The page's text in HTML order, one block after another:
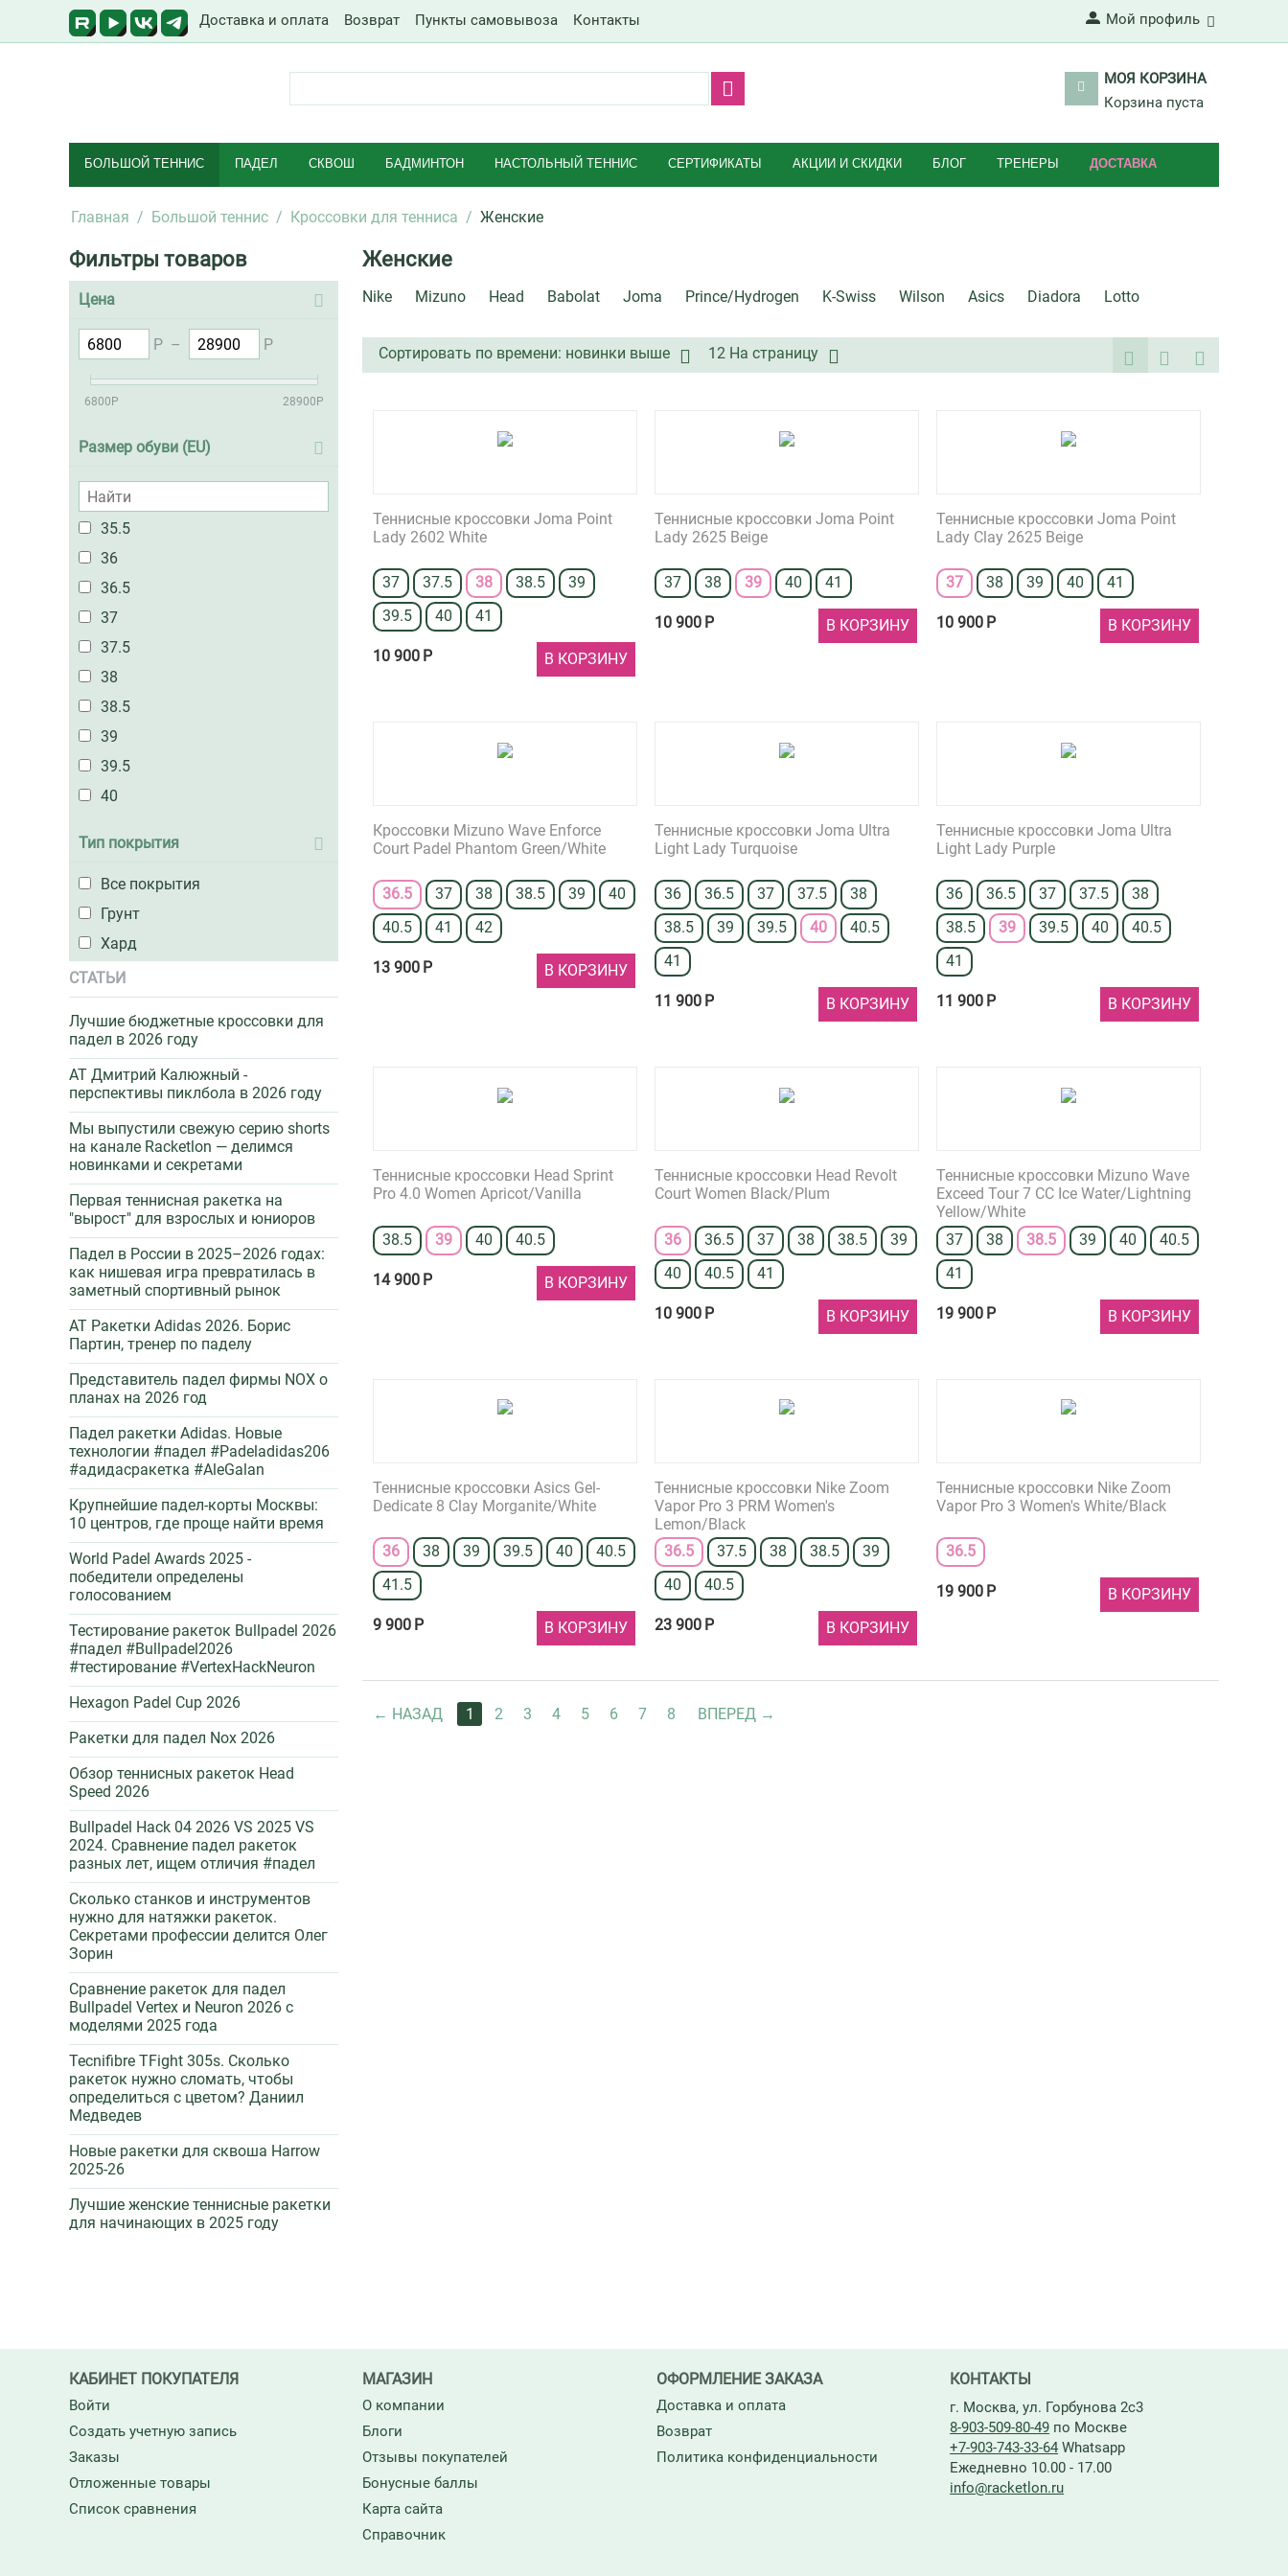
Доставка и оплата Возврат Пункты самовывоза Контакты Мой профиль
МОЯ КОРЗИНА
Корзина пуста
БОЛЬШОЙ ТЕННИС ПАДЕЛ СКВОШ БАДМИНТОН НАСТОЛЬНЫЙ ТЕННИС СЕРТИФИКАТЫ АКЦИИ И СКИДКИ БЛОГ ТРЕНЕРЫ ДОСТАВКА
Главная / Большой теннис / Кроссовки для тенниса / Женские
Фильтры товаров
Цена
Р – Р
6800 Р 28900 Р
Размер обуви (EU)
35.5
36
36.5
37
37.5
38
38.5
39
39.5
40
41.5
42
42.5
43
43.5
Тип покрытия
Все покрытия
Грунт
Хард
СТАТЬИ
Лучшие бюджетные кроссовки для
падел в 2026 году
AT Дмитрий Калюжный -
перспективы пиклбола в 2026 году
Мы выпустили свежую серию shorts
на канале Racketlon — делимся
новинками и секретами
Первая теннисная ракетка на
"вырост" для взрослых и юниоров
Падел в России в 2025–2026 годах:
как нишевая игра превратилась в
заметный спортивный рынок
AT Ракетки Adidas 2026. Борис
Партин, тренер по паделу
Представитель падел фирмы NOX о
планах на 2026 год
Падел ракетки Adidas. Новые
технологии #падел #Padeladidas206
#адидасракетка #AleGalan
Крупнейшие падел-корты Москвы:
10 центров, где проще найти время
World Padel Awards 2025 -
победители определены
голосованием
Тестирование ракеток Bullpadel 2026
#падел #Bullpadel2026
#тестирование #VertexHackNeuron
Hexagon Padel Cup 2026
Ракетки для падел Nox 2026
Обзор теннисных ракеток Head
Speed 2026
Bullpadel Hack 04 2026 VS 2025 VS
2024. Сравнение падел ракеток
разных лет, ищем отличия #падел
Сколько станков и инструментов
нужно для натяжки ракеток.
Секретами профессии делится Олег
Зорин
Сравнение ракеток для падел
Bullpadel Vertex и Neuron 2026 c
моделями 2025 года
Tecnifibre TFight 305s. Сколько
ракеток нужно сломать, чтобы
определиться с цветом? Даниил
Медведев
Новые ракетки для сквоша Harrow
2025-26
Лучшие женские теннисные ракетки
для начинающих в 2025 году
Женские
Nike Mizuno Head Babolat Joma Prince/Hydrogen K-Swiss Wilson Asics Diadora Lotto
Сортировать по времени: новинки выше 12 На страницу
Теннисные кроссовки Joma Point
Lady 2602 White
37 37.5 38 38.5
39
39.5
40 41
10 900 Р В КОРЗИНУ
Теннисные кроссовки Joma Point
Lady 2625 Beige
37 38 39 40 41
10 900 Р В КОРЗИНУ
Теннисные кроссовки Joma Point
Lady Clay 2625 Beige
37 38 39 40 41
10 900 Р В КОРЗИНУ
Кроссовки Mizuno Wave Enforce
Court Padel Phantom Green/White
36.5 37 38 38.5 39
40
40.5
41 42
13 900 Р В КОРЗИНУ
Теннисные кроссовки Joma Ultra
Light Lady Turquoise
36 36.5 37 37.5
38
38.5
39 39.5 40
40.5
41
11 900 Р В КОРЗИНУ
Теннисные кроссовки Joma Ultra
Light Lady Purple
36 36.5 37 37.5
38
38.5
39 39.5 40
40.5
41
11 900 Р В КОРЗИНУ
Теннисные кроссовки Head Sprint
Pro 4.0 Women Apricot/Vanilla
38.5 39 40 40.5
14 900 Р В КОРЗИНУ
Теннисные кроссовки Head Revolt
Court Women Black/Plum
36 36.5 37 38 38.5
39
40
40.5 41
10 900 Р В КОРЗИНУ
Теннисные кроссовки Mizuno Wave
Exceed Tour 7 CC Ice Water/Lightning
Yellow/White
37
38 38.5 39 40
40.5
41
19 900 Р В КОРЗИНУ
Теннисные кроссовки Asics Gel-
Dedicate 8 Clay Morganite/White
36 38 39 39.5 40
40.5
41.5
9 900 Р В КОРЗИНУ
Теннисные кроссовки Nike Zoom
Vapor Pro 3 PRM Women's
Lemon/Black
36.5
37.5 38 38.5
39
40
40.5
23 900 Р В КОРЗИНУ
Теннисные кроссовки Nike Zoom
Vapor Pro 3 Women's White/Black
36.5
19 900 Р В КОРЗИНУ
НАЗАД 1 2 3 4 5 6 7 8 ВПЕРЕД
КАБИНЕТ ПОКУПАТЕЛЯ
Войти
Создать учетную запись
Заказы
Отложенные товары
Список сравнения
МАГАЗИН
О компании
Блоги
Отзывы покупателей
Бонусные баллы
Карта сайта
Справочник
ОФОРМЛЕНИЕ ЗАКАЗА
Доставка и оплата
Возврат
Политика конфиденциальности
КОНТАКТЫ
г. Москва, ул. Горбунова 2с3
8-903-509-80-49 по Москве
+7-903-743-33-64 Whatsapp
Ежедневно 10.00 - 17.00
info@racketlon.ru